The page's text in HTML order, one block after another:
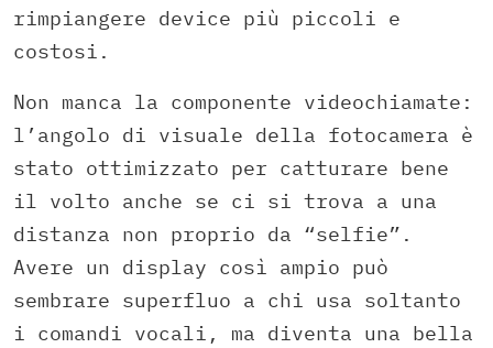
rimpiangere device più piccoli e
costosi.
Non manca la componente videochiamate:
l’angolo di visuale della fotocamera è
stato ottimizzato per catturare bene
il volto anche se ci si trova a una
distanza non proprio da “selfie”.
Avere un display così ampio può
sembrare superfluo a chi usa soltanto
i comandi vocali, ma diventa una bella